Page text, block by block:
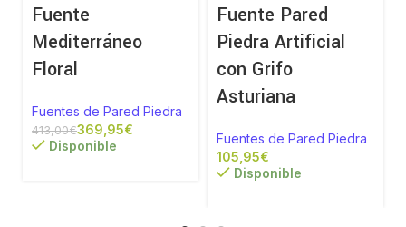
Fuente
Mediterráneo
Floral
Fuentes de Pared Piedra
413,00€369,95€
Disponible
Fuente Pared
Piedra Artificial
con Grifo
Asturiana
Fuentes de Pared Piedra
€
Disponible